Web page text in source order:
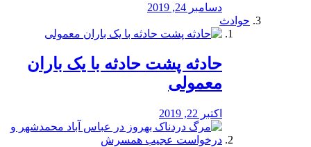
دسامبر 24, 2019
حوادث
️حادثه پشت حادثه با یک باران
معمولی
اکتبر 22, 2019